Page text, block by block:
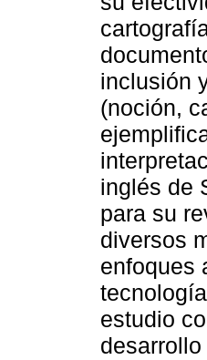
inclusión
(noción,
inglés de
para su
diversos
enfoques
estudio